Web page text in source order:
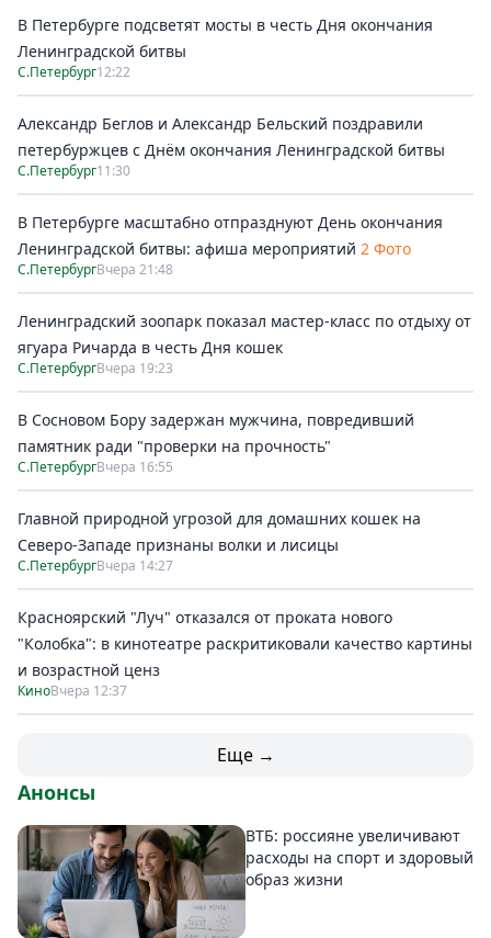
В Петербурге подсветят мосты в честь Дня окончания
Ленинградской битвы
С.Петербург12:22
Александр Беглов и Александр Бельский поздравили
петербуржцев с Днём окончания Ленинградской битвы
С.Петербург11:30
В Петербурге масштабно отпразднуют День окончания
Ленинградской битвы: афиша мероприятий 2 Фото
С.ПетербургВчера 21:48
Ленинградский зоопарк показал мастер-класс по отдыху от
ягуара Ричарда в честь Дня кошек
С.ПетербургВчера 19:23
В Сосновом Бору задержан мужчина, повредивший
памятник ради "проверки на прочность"
С.ПетербургВчера 16:55
Главной природной угрозой для домашних кошек на
Северо-Западе признаны волки и лисицы
С.ПетербургВчера 14:27
Красноярский "Луч" отказался от проката нового
"Колобка": в кинотеатре раскритиковали качество картины
и возрастной ценз
КиноВчера 12:37
Еще →
Анонсы
ВТБ: россияне увеличивают
расходы на спорт и здоровый
образ жизни